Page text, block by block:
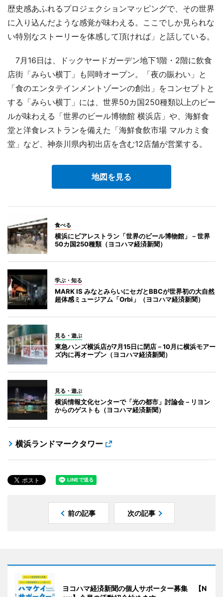
歴史感あふれるプロジェクションマッピングで、その世界
に入り込んだような感覚が味わえる。ここでしか見られな
い特別なストーリーを体感して頂ければ」と話している。
7月16日は、ドックヤードガーデン地下1階・2階に飲食
店街「みらい横丁」も同時オープン。「夜の賑わい」と
「食のエンタテインメントゾーンの創出」をコンセプトと
する「みらい横丁」には、世界50カ国250種類以上のビー
ルが味わえる「世界のビール博物館 横浜店」や、海鮮食
堂と洋食レストランを備えた「海鮮食飲市場 マルカミ食
堂」など、神奈川県内初出店を含む12店舗が営業する。
地図を見る
食べる
横浜にビアレストラン「世界のビール博物館」－世界
50カ国250種類（ヨコハマ経済新聞）
学ぶ・知る
MARK IS みなとみらいにセガとBBCが世界初の大自然
超体感ミュージアム「Orbi」（ヨコハマ経済新聞）
見る・遊ぶ
東急ハンズ横浜店が7月15日に閉店－10月に横浜モアー
ズ内に再オープン（ヨコハマ経済新聞）
見る・遊ぶ
横浜情報文化センターで「光の都市」討論会－リヨン
からのゲストも（ヨコハマ経済新聞）
横浜ランドマークタワー
前の記事 次の記事
ヨコハマ経済新聞の個人サポーター募集 【N